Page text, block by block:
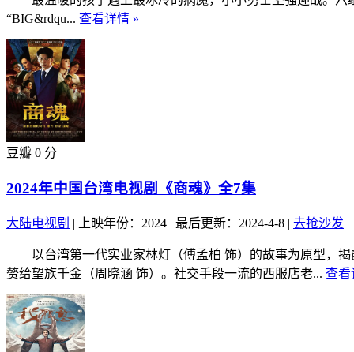
“BIG&rdqu... 查看详情 »
豆瓣 0 分
2024年中国台湾电视剧《商魂》全7集
大陆电视剧 | 上映年份：2024 | 最后更新：2024-4-8 | 去抢沙发
以台湾第一代实业家林灯（傅孟柏 饰）的故事为原型，揭
赘给望族千金（周晓涵 饰）。社交手段一流的西服店老... 查看